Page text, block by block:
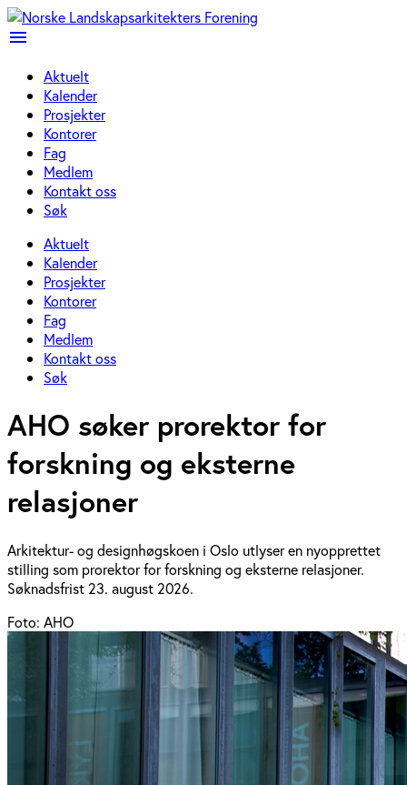
menu
Aktuelt
Kalender
Prosjekter
Kontorer
Fag
Medlem
Kontakt oss
Søk
Aktuelt
Kalender
Prosjekter
Kontorer
Fag
Medlem
Kontakt oss
Søk
AHO søker prorektor for
forskning og eksterne
relasjoner
Arkitektur- og designhøgskoen i Oslo utlyser en nyopprettet
stilling som prorektor for forskning og eksterne relasjoner.
Søknadsfrist 23. august 2026.
Foto: AHO